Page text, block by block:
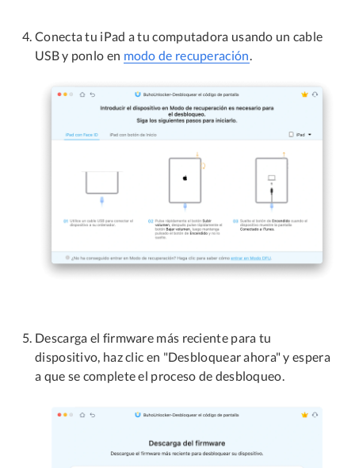
Conecta tu iPad a tu computadora usando un cable
USB y ponlo en modo de recuperación.
Descarga el firmware más reciente para tu
dispositivo, haz clic en "Desbloquear ahora" y espera
a que se complete el proceso de desbloqueo.